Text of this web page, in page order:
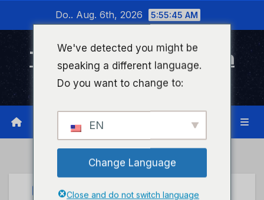
wechseln
Do.. Aug. 6th, 2026 5:55:45 AM
Timeline Bad Kreuznach
Infonetzwerk für Bad Kreuznach
UNCATEGORIZED
We've detected you might be
speaking a different language.
Do you want to change to:
EN
Change Language
Close and do not switch language